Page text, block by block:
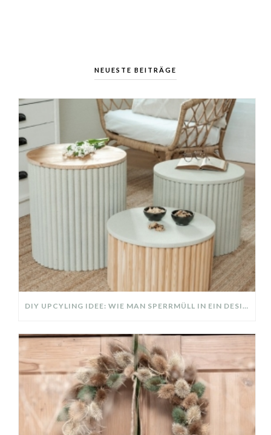
NEUESTE BEITRÄGE
DIY UPCYLING IDEE: WIE MAN SPERRMÜLL IN EIN DESIGNER TEIL VERWANDELT